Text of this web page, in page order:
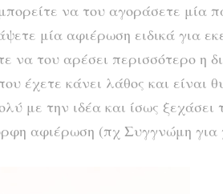
να του αγοράσετε μία
μία αφιέρωση ειδικά για
να του αρέσει περισσότερο η
έχετε κάνει λάθος και είναι
με την ιδέα και ίσως ξεχάσει
αφιέρωση (πχ Συγγνώμη για